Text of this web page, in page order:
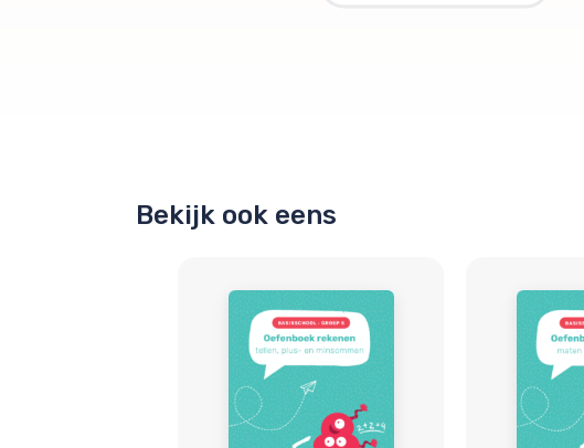
Bekijk ook eens